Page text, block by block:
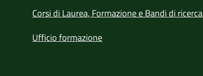
(apre in un'altra scheda).
Corsi di Laurea, Formazione e Bandi di ricerca
Ufficio formazione